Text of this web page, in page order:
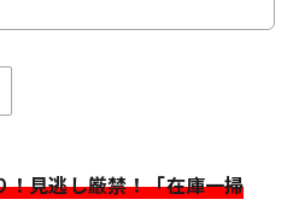
！見逃し厳禁！「在庫一掃